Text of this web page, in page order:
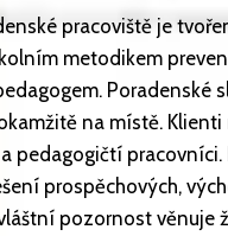
pracoviště je
metodikem
Poradenské
na místě. Klienti
pedagogičtí pracovníci.
prospěchových,
pozornost věnuje